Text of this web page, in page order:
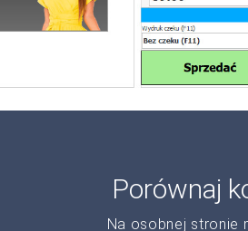
Porównaj
Na osobnej stronie